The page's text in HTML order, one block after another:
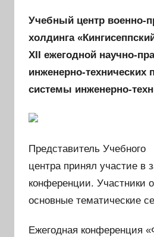
Учебный центр военно-
холдинга
XII ежегодной научно-
инженерно-
системы инженерно-
Представитель Учебного
центра принял участие в
конференции. Участники
основные тематические
Ежегодная конференция